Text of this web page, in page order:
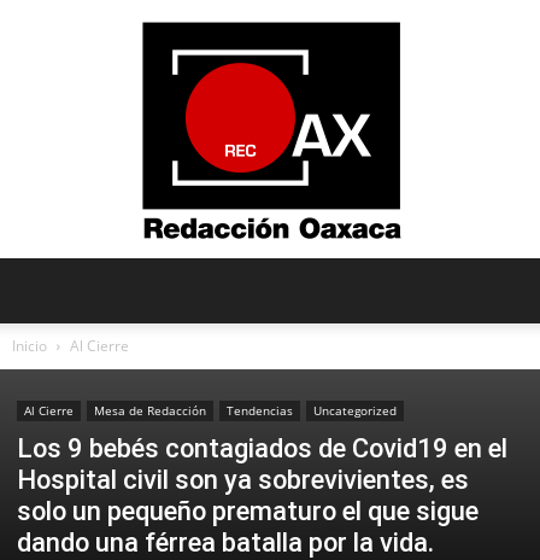
Oaxaca
Inicio Al Cierre
Al Cierre Mesa de Redacción Tendencias Uncategorized
Los 9 bebés contagiados de Covid19 en el
Hospital civil son ya sobrevivientes, es
solo un pequeño prematuro el que sigue
dando una férrea batalla por la vida.